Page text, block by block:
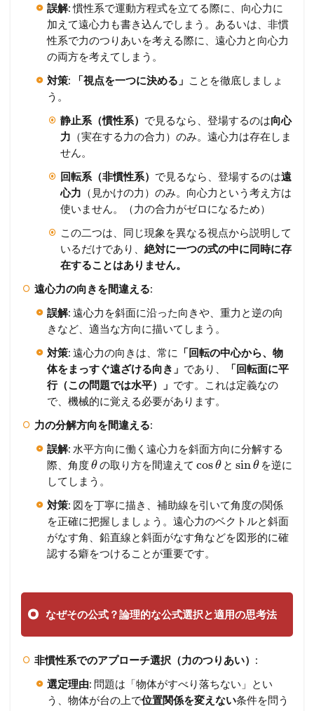
誤解: 慣性系で運動方程式を立てる際に、向心力に
加えて遠心力も書き込んでしまう。あるいは、非慣
性系で力のつりあいを考える際に、遠心力と向心力
の両方を考えてしまう。
対策: 「視点を一つに決める」 ことを徹底しましょ
う。
静止系（慣性系） で見るなら、登場するのは向心
力 （実在する力の合力）のみ。遠心力は存在しま
せん。
回転系（非慣性系） で見るなら、登場するのは遠
心力 （見かけの力）のみ。向心力という考え方は
使いません。（力の合力がゼロになるため）
この二つは、同じ現象を異なる視点から説明して
いるだけであり、絶対に一つの式の中に同時に存
在することはありません。
遠心力の向きを間違える:
誤解: 遠心力を斜面に沿った向きや、重力と逆の向
きなど、適当な方向に描いてしまう。
対策: 遠心力の向きは、常に
「回転の中心から、物
体をまっすぐ遠ざける向き」 であり、
「回転面に平
行（この問題では水平）」 です。これは定義なの
で、機械的に覚える必要があります。
力の分解方向を間違える:
誤解: 水平方向に働く遠心力を斜面方向に分解する
際、角度θの取り方を間違えて cosθとsinθを逆に
してしまう。
対策: 図を丁寧に描き、補助線を引いて角度の関係
を正確に把握しましょう。遠心力のベクトルと斜面
がなす角、鉛直線と斜面がなす角などを図形的に確
認する癖をつけることが重要です。
なぜその公式？論理的な公式選択と適用の思考法
非慣性系でのアプローチ選択（力のつりあい） :
選定理由: 問題は「物体がすべり落ちない」とい
う、物体が台の上で位置関係を変えない条件を問う